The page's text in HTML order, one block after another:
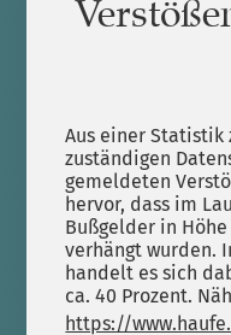
Aus einer Statistik
zuständigen
gemeldeten
hervor, dass im
Bußgelder in
verhängt wurden.
handelt es sich
ca. 40 Prozent.
https://